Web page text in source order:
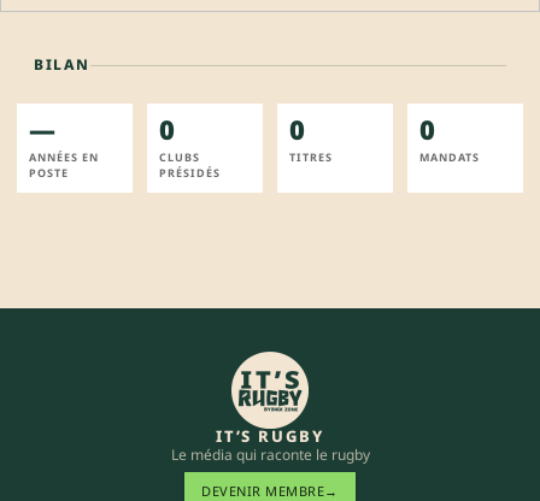
BILAN
—
ANNÉES EN
POSTE
0
CLUBS
PRÉSIDÉS
0
TITRES
0
MANDATS
IT’S RUGBY
Le média qui raconte le rugby
DEVENIR MEMBRE→